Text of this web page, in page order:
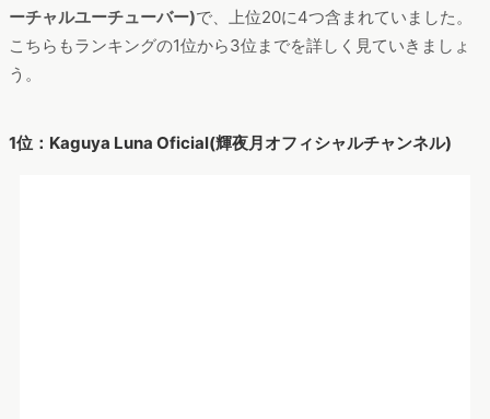
ーチャルユーチューバー)で、上位20に4つ含まれていました。
こちらもランキングの1位から3位までを詳しく見ていきましょ
う。
1位：Kaguya Luna Oficial(輝夜月オフィシャルチャンネル)